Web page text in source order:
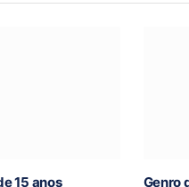
15 anos Genro